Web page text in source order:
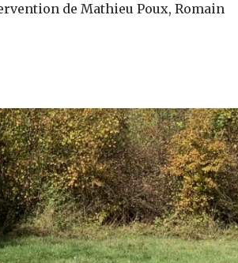
de Mathieu Poux, Romain